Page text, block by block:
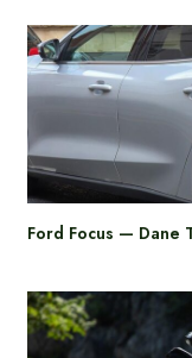
Ford Focus — Dane